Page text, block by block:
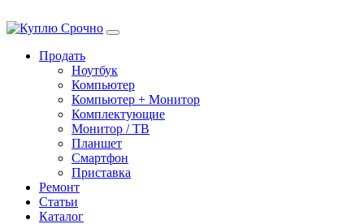
Продать
Ноутбук
Компьютер
Компьютер + Монитор
Комплектующие
Монитор / ТВ
Планшет
Смартфон
Приставка
Ремонт
Статьи
Каталог